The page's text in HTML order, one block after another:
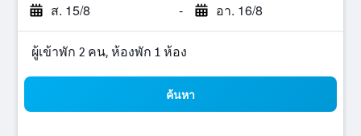
ส. 15/8 - อา. 16/8
ผู้เข้าพัก 2 คน, ห้องพัก 1 ห้อง
ค้นหา